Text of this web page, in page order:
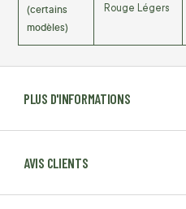
PLUS D'INFORMATIONS
AVIS CLIENTS
(certains
modèles)
Rouge Légers